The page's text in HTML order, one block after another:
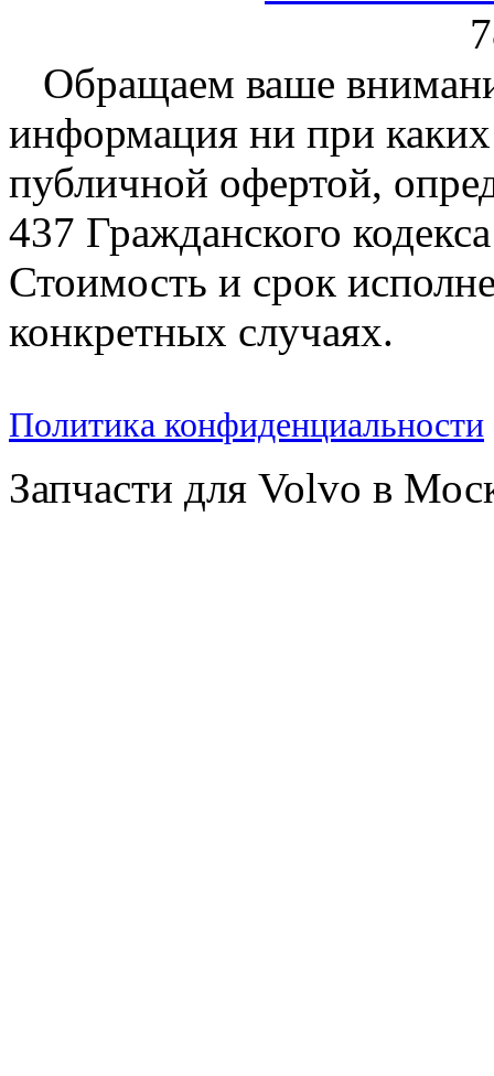
Обращаем ваше
информация ни при каких
публичной офертой,
437 Гражданского
Стоимость и срок
конкретных случаях.
Политика конфиденциальности
Запчасти для Volvo в